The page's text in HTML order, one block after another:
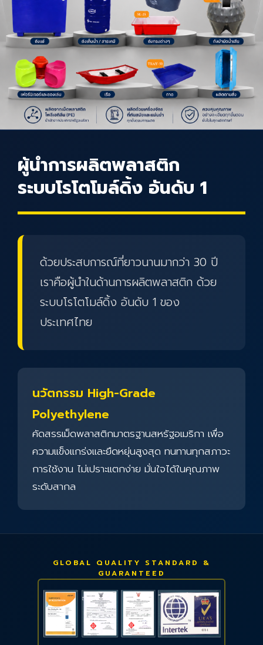
สินค้าของเรา
สินค้าของเรา
ผู้นำการผลิตพลาสติก
ระบบโรโตโมล์ดิ้ง อันดับ 1
ด้วยประสบการณ์ที่ยาวนานมากว่า 30 ปี
เราคือผู้นำในด้านการผลิตพลาสติก ด้วย
ระบบโรโตโมล์ดิ้ง อันดับ 1 ของ
ประเทศไทย
นวัตกรรม High-Grade
Polyethylene
คัดสรรเม็ดพลาสติกมาตรฐานสหรัฐอเมริกา เพื่อ
ความแข็งแกร่งและยืดหยุ่นสูงสุด ทนทานทุกสภาวะ
การใช้งาน ไม่เปราะแตกง่าย มั่นใจได้ในคุณภาพ
ระดับสากล
GLOBAL QUALITY STANDARD &
GUARANTEED